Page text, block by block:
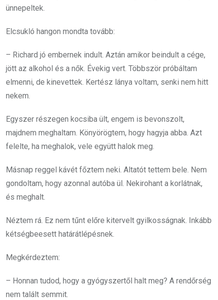
ünnepeltek.
Elcsukló hangon mondta tovább:
– Richard jó embernek indult. Aztán amikor beindult a cége,
jött az alkohol és a nők. Évekig vert. Többször próbáltam
elmenni, de kinevettek. Kertész lánya voltam, senki nem hitt
nekem.
Egyszer részegen kocsiba ült, engem is bevonszolt,
majdnem meghaltam. Könyörögtem, hogy hagyja abba. Azt
felelte, ha meghalok, vele együtt halok meg.
Másnap reggel kávét főztem neki. Altatót tettem bele. Nem
gondoltam, hogy azonnal autóba ül. Nekirohant a korlátnak,
és meghalt.
Néztem rá. Ez nem tűnt előre kitervelt gyilkosságnak. Inkább
kétségbeesett határátlépésnek.
Megkérdeztem:
– Honnan tudod, hogy a gyógyszertől halt meg? A rendőrség
nem talált semmit.